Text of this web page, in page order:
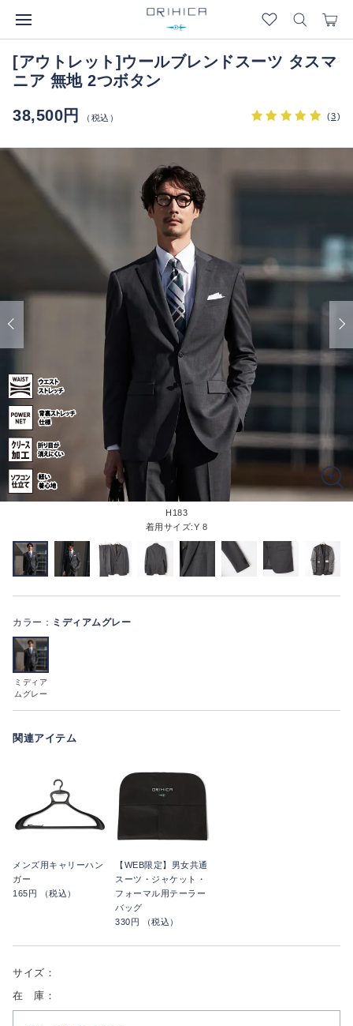
[アウトレット]ウールブレンドスーツ タスマ
ニア 無地 2つボタン
38,500円
（税込） (3)
H183
着用サイズ:Y 8
カラー： ミディアムグレー
ミディア
ムグレー
関連アイテム
メンズ用キャリーハン
ガー
165円 （税込）
【WEB限定】男女共通
スーツ・ジャケット・
フォーマル用テーラー
バッグ
330円 （税込）
サイズ：
在 庫：